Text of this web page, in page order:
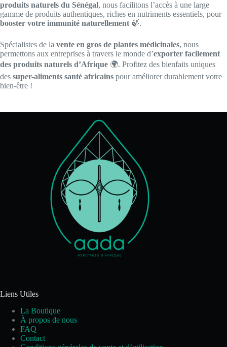
produits naturels du Sénégal, nous facilitons l’accès à une large
gamme de produits authentiques, riches en nutriments essentiels, pour
booster votre immunité naturellement 🍃.
Spécialistes de la vente en gros de plantes médicinales, nous
permettons aux entreprises à travers le monde d’exporter facilement
des produits naturels d’Afrique 🌍. Profitez des bienfaits uniques
des super-aliments santé africains pour améliorer durablement votre
bien-être !
Liens Utiles
La Boutique
À propos de nous
FAQ
Contact